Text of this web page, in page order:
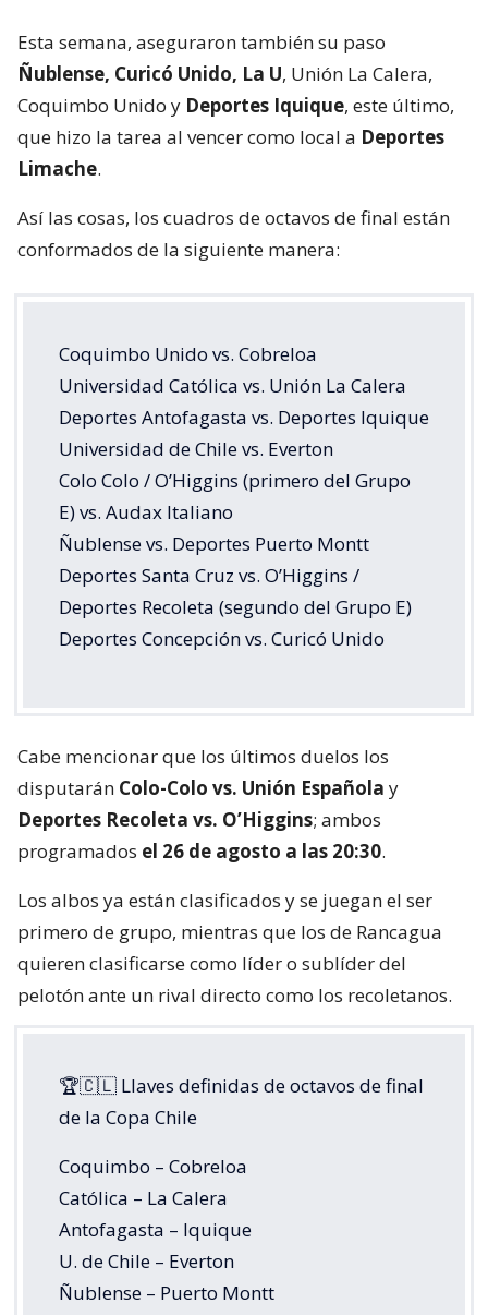
Esta semana, aseguraron también su paso
Ñublense, Curicó Unido, La U, Unión La Calera,
Coquimbo Unido y Deportes Iquique, este último,
que hizo la tarea al vencer como local a Deportes
Limache.
Así las cosas, los cuadros de octavos de final están
conformados de la siguiente manera:
Coquimbo Unido vs. Cobreloa
Universidad Católica vs. Unión La Calera
Deportes Antofagasta vs. Deportes Iquique
Universidad de Chile vs. Everton
Colo Colo / O’Higgins (primero del Grupo
E) vs. Audax Italiano
Ñublense vs. Deportes Puerto Montt
Deportes Santa Cruz vs. O’Higgins /
Deportes Recoleta (segundo del Grupo E)
Deportes Concepción vs. Curicó Unido
Cabe mencionar que los últimos duelos los
disputarán Colo-Colo vs. Unión Española y
Deportes Recoleta vs. O’Higgins; ambos
programados el 26 de agosto a las 20:30.
Los albos ya están clasificados y se juegan el ser
primero de grupo, mientras que los de Rancagua
quieren clasificarse como líder o sublíder del
pelotón ante un rival directo como los recoletanos.
🏆🇨🇱 Llaves definidas de octavos de final
de la Copa Chile
Coquimbo – Cobreloa
Católica – La Calera
Antofagasta – Iquique
U. de Chile – Everton
Ñublense – Puerto Montt